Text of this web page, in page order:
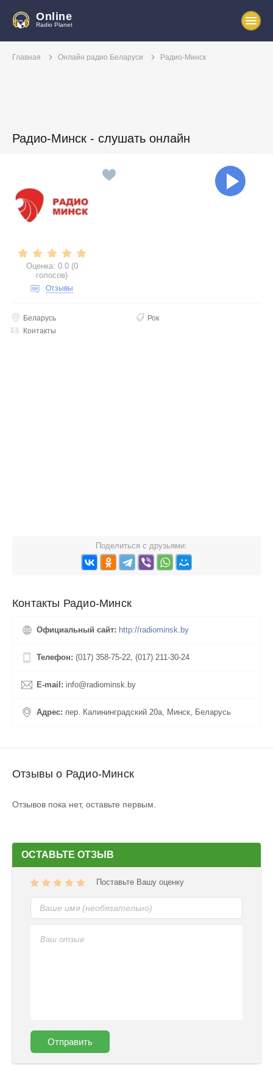
Online
Radio Planet
Главная Онлайн радио Беларуси Радио-Минск
Радио-Минск - слушать онлайн
Оценка: 0.0 (0
голосов)
Отзывы
Беларусь
Рок
Контакты
Поделиться с друзьями:
Контакты Радио-Минск
Официальный сайт: http://radiominsk.by
Телефон: (017) 358-75-22, (017) 211-30-24
E-mail: info@radiominsk.by
Адрес: пер. Калининградский 20а, Минск, Беларусь
Отзывы о Радио-Минск
Отзывов пока нет, оставьте первым.
ОСТАВЬТЕ ОТЗЫВ
Поставьте Вашу оценку
Отправить